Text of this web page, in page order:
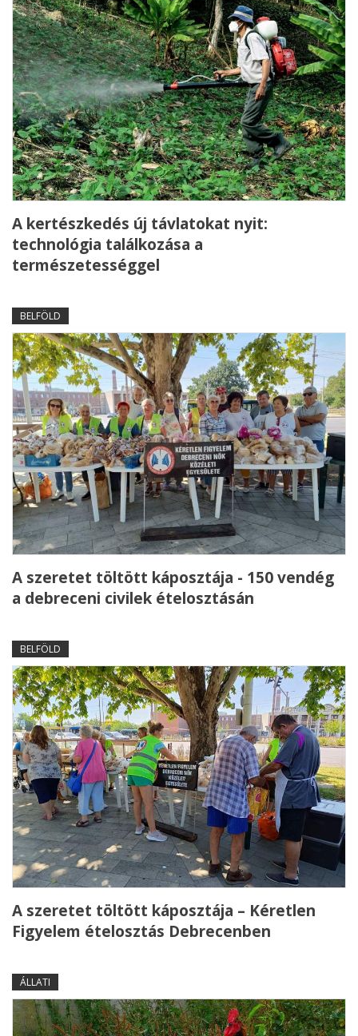
A kertészkedés új távlatokat nyit:
technológia találkozása a
természetességgel
BELFÖLD
A szeretet töltött káposztája - 150 vendég
a debreceni civilek ételosztásán
BELFÖLD
A szeretet töltött káposztája – Kéretlen
Figyelem ételosztás Debrecenben
ÁLLATI